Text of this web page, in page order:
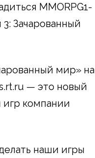
MMORPG1-
Зачарованный
мир» на
— это новый
игр компании
наши игры